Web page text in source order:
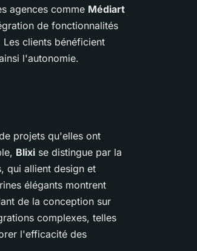
agences comme Médiart
de fonctionnalités
clients bénéficient
l'autonomie.
projets qu'elles ont
Blixi se distingue par la
qui allient design et
élégants montrent
de la conception sur
complexes, telles
l'efficacité des